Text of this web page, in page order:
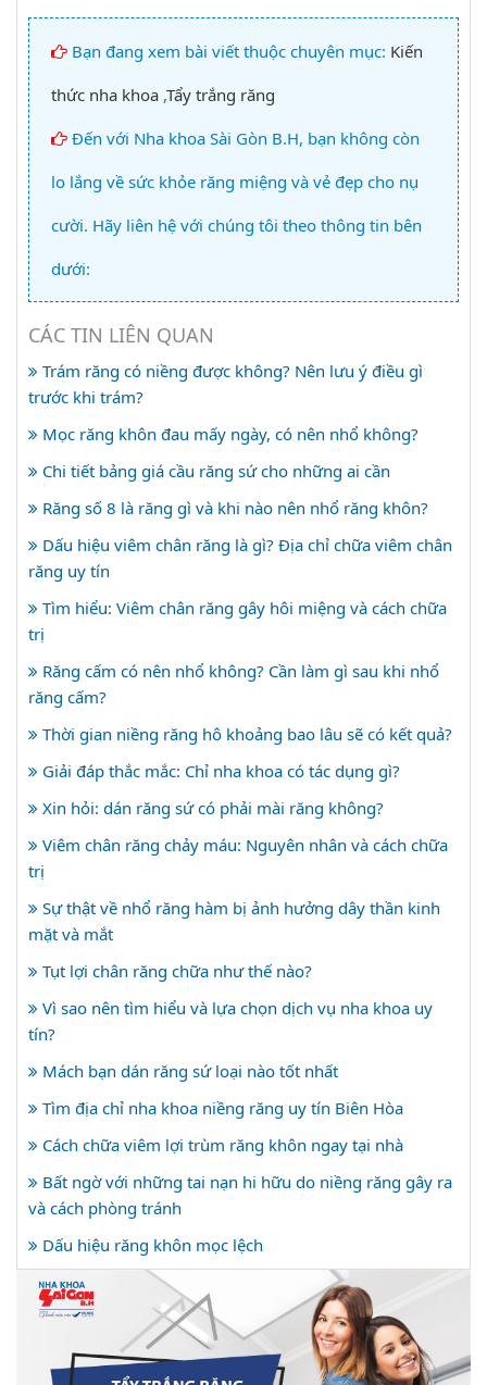
Bạn đang xem bài viết thuộc chuyên mục: Kiến
thức nha khoa ,Tẩy trắng răng
Đến với Nha khoa Sài Gòn B.H, bạn không còn
lo lắng về sức khỏe răng miệng và vẻ đẹp cho nụ
cười. Hãy liên hệ với chúng tôi theo thông tin bên
dưới:
CÁC TIN LIÊN QUAN
Trám răng có niềng được không? Nên lưu ý điều gì
trước khi trám?
Mọc răng khôn đau mấy ngày, có nên nhổ không?
Chi tiết bảng giá cầu răng sứ cho những ai cần
Răng số 8 là răng gì và khi nào nên nhổ răng khôn?
Dấu hiệu viêm chân răng là gì? Địa chỉ chữa viêm chân
răng uy tín
Tìm hiểu: Viêm chân răng gây hôi miệng và cách chữa
trị
Răng cấm có nên nhổ không? Cần làm gì sau khi nhổ
răng cấm?
Thời gian niềng răng hô khoảng bao lâu sẽ có kết quả?
Giải đáp thắc mắc: Chỉ nha khoa có tác dụng gì?
Xin hỏi: dán răng sứ có phải mài răng không?
Viêm chân răng chảy máu: Nguyên nhân và cách chữa
trị
Sự thật về nhổ răng hàm bị ảnh hưởng dây thần kinh
mặt và mắt
Tụt lợi chân răng chữa như thế nào?
Vì sao nên tìm hiểu và lựa chọn dịch vụ nha khoa uy
tín?
Mách bạn dán răng sứ loại nào tốt nhất
Tìm địa chỉ nha khoa niềng răng uy tín Biên Hòa
Cách chữa viêm lợi trùm răng khôn ngay tại nhà
Bất ngờ với những tai nạn hi hữu do niềng răng gây ra
và cách phòng tránh
Dấu hiệu răng khôn mọc lệch